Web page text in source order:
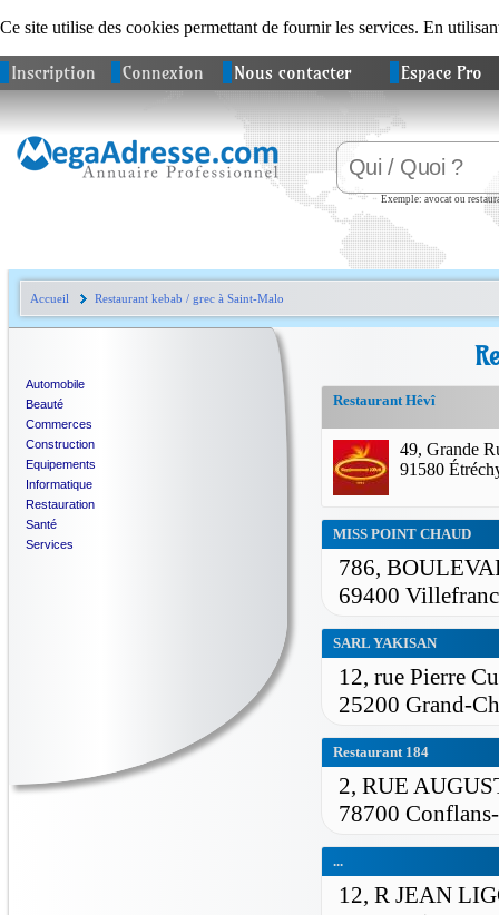
Ce site utilise des cookies permettant de fournir les services. En
Inscription Connexion Nous contacter Espace Pro
Exemple: avocat ou
Accueil Restaurant kebab / grec à Saint-Malo
Automobile
Beauté
Commerces
Construction
Equipements
Informatique
Restauration
Santé
Services
Restaurant Hêvî
49, Grande
91580
MISS POINT CHAUD
786,
69400
SARL YAKISAN
12, rue Pierre
25200 Grand-
Restaurant 184
2, RUE
78700
...
12, R JEAN